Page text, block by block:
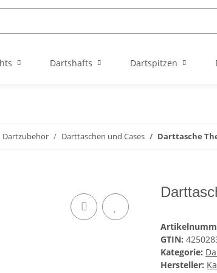
Dartshafts Dartspitzen
Dartzubehör Darttaschen und Cases Darttasche
GTIN:
Kategorie:
Hersteller: